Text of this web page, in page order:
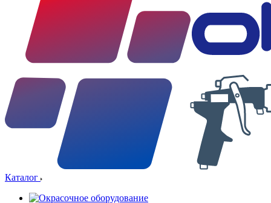
Каталог